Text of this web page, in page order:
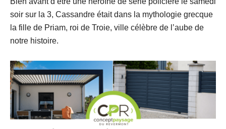
soir sur la 3, Cassandre était dans la mythologie grecque
la fille de Priam, roi de Troie, ville célèbre de l’aube de
notre histoire.